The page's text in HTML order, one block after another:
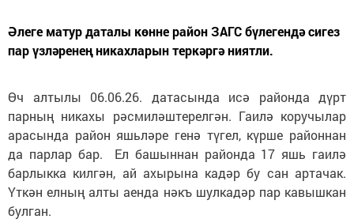
Әлеге матур даталы көнне район ЗАГС бүлегендә сигез
пар үзләренең никахларын теркәргә ниятли.
Өч алтылы 06.06.26. датасында исә районда дүрт
парның никахы рәсмиләштерелгән. Гаилә коручылар
арасында район яшьләре генә түгел, күрше районнан
да парлар бар. Ел башыннан районда 17 яшь гаилә
барлыкка килгән, ай ахырына кадәр бу сан артачак.
Үткән елның алты аенда нәкъ шулкадәр пар кавышкан
булган.